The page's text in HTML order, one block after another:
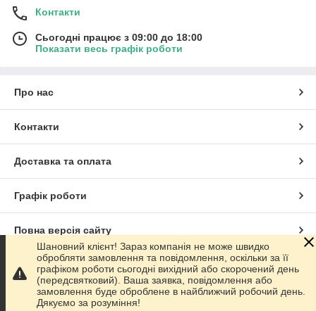
Контакти
Сьогодні працює з 09:00 до 18:00
Показати весь графік роботи
Про нас
Контакти
Доставка та оплата
Графік роботи
Повна версія сайту
Сайт створено на маркетплейсіProm.ua
Політика конфіденційності
Шановний клієнт! Зараз компанія не може швидко
обробляти замовлення та повідомлення, оскільки за її
графіком роботи сьогодні вихідний або скорочений день
(передсвятковий). Ваша заявка, повідомлення або
замовлення буде оброблене в найближчий робочий день.
Дякуємо за розуміння!